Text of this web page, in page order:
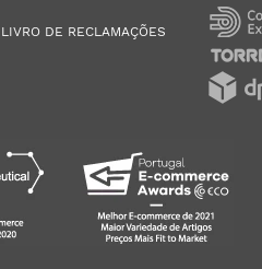
LIVRO DE RECLAMAÇÕES